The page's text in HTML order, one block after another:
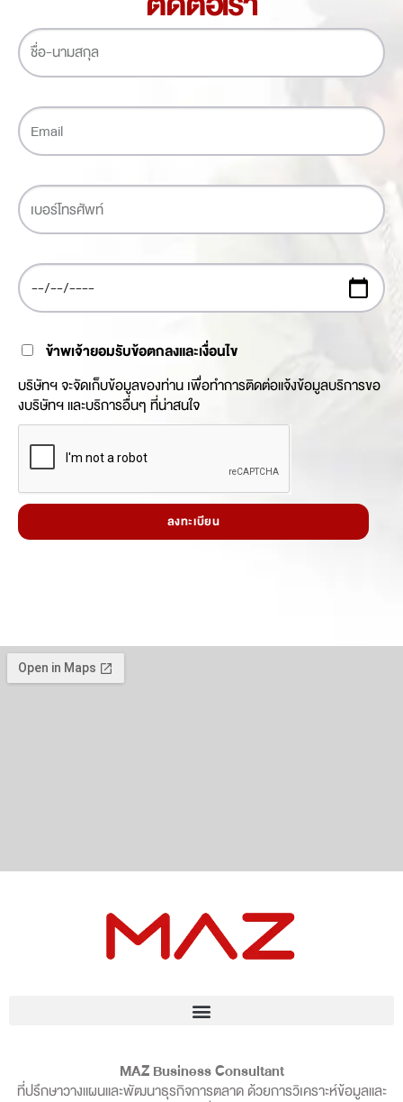
ข้าพเจ้ายอมรับข้อตกลงและเงื่อนไข
บริษัทฯ จะจัดเก็บข้อมูลของท่าน เพื่อทำการติดต่อแจ้งข้อมูลบริการขอ
งบริษัทฯ และบริการอื่นๆ ที่น่าสนใจ
ลงทะเบียน
MAZ Business Consultant
ที่ปรึกษาวางแผนและพัฒนาธุรกิจการตลาด ด้วยการวิเคราะห์ข้อมูลและ